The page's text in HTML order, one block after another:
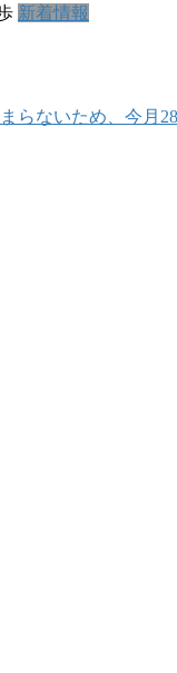
新着情報
ないため、今月